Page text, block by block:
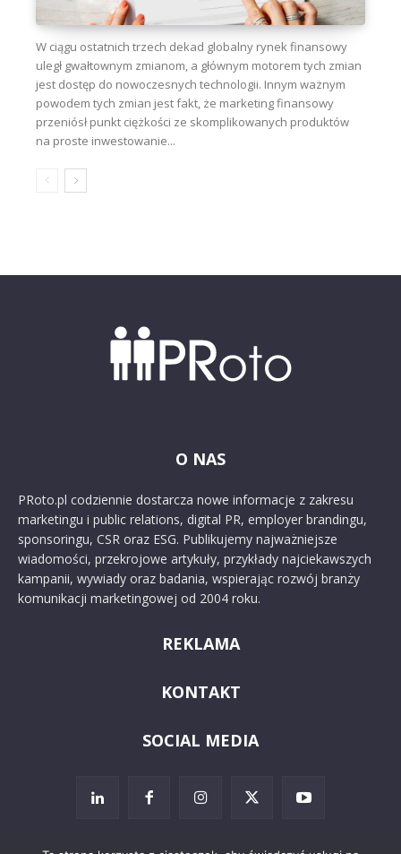
W ciągu ostatnich trzech dekad globalny rynek finansowy
uległ gwałtownym zmianom, a głównym motorem tych zmian
jest dostęp do nowoczesnych technologii. Innym ważnym
powodem tych zmian jest fakt, że marketing finansowy
przeniósł punkt ciężkości ze skomplikowanych produktów
na proste inwestowanie...
O NAS
PRoto.pl codziennie dostarcza nowe informacje z zakresu
marketingu i public relations, digital PR, employer brandingu,
sponsoringu, CSR oraz ESG. Publikujemy najważniejsze
wiadomości, przekrojowe artykuły, przykłady najciekawszych
kampanii, wywiady oraz badania, wspierając rozwój branży
komunikacji marketingowej od 2004 roku.
REKLAMA
KONTAKT
SOCIAL MEDIA